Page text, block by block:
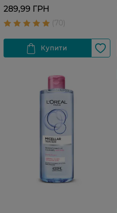
289,99 ГРН